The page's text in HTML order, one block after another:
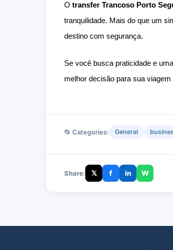
O transfer Trancoso Porto
tranquilidade. Mais do que um
destino com segurança.
Se você busca praticidade e
melhor decisão para sua
📂 Categories: General
Share: 𝕏 f in W